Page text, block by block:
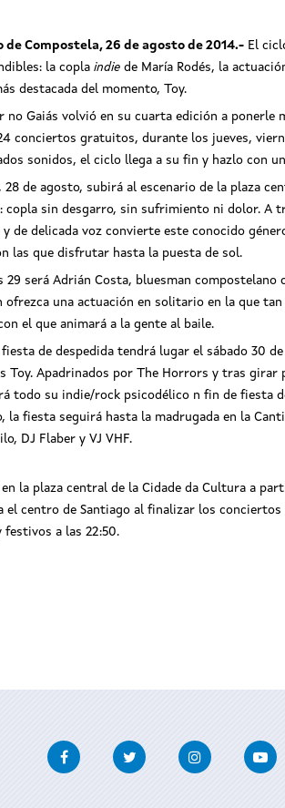
Toy
de Compostela, 26 de agosto de 2014.- El
la copla indie de María Rodés, la
destacada del momento, Toy.
no Gaiás volvió en su cuarta edición a ponerle
conciertos gratuitos, durante los jueves,
sonidos, el ciclo llega a su fin y hazlo con
28 de agosto, subirá al escenario de la plaza
copla sin desgarro, sin sufrimiento ni dolor. A
de delicada voz convierte este conocido
las que disfrutar hasta la puesta de sol.
29 será Adrián Costa, bluesman
ofrezca una actuación en solitario en la que
el que animará a la gente al baile.
de despedida tendrá lugar el sábado 30
Toy. Apadrinados por The Horrors y tras girar
todo su indie/rock psicodélico n fin de fiesta
la fiesta seguirá hasta la madrugada en la
DJ Flaber y VJ VHF.
la plaza central de la Cidade da Cultura a
centro de Santiago al finalizar los conciertos
festivos a las 22:50.
FacebookTwitter Instagram